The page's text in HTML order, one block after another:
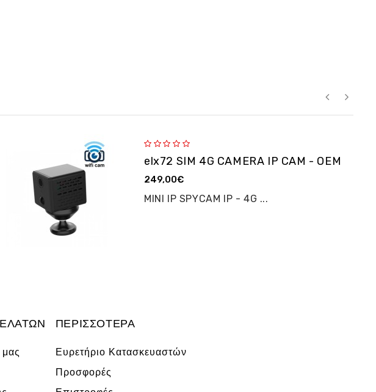
elx72 SIM 4G CAMERA IP CAM - OEM
249,00€
MINI IP SPYCAM IP - 4G ...
μας
ΠΕΡΙΣΣΌΤΕΡΑ
Ευρετήριο Κατασκευαστών
Προσφορές